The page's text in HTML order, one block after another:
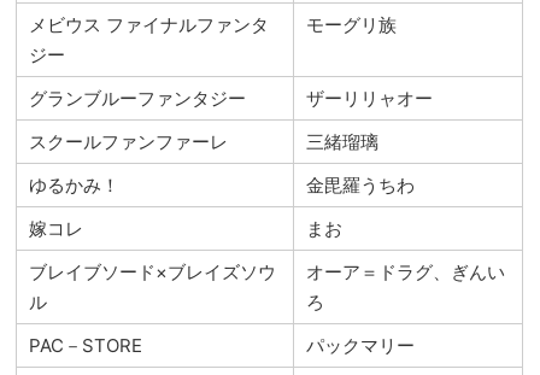
メビウス ファイナルファンタ
ジー
モーグリ族
グランブルーファンタジー
ザーリリャオー
スクールファンファーレ
三緒瑠璃
ゆるかみ！
金毘羅うちわ
嫁コレ
まお
ブレイブソード×ブレイズソウ
ル
オーア＝ドラグ、ぎんい
ろ
PAC－STORE
パックマリー